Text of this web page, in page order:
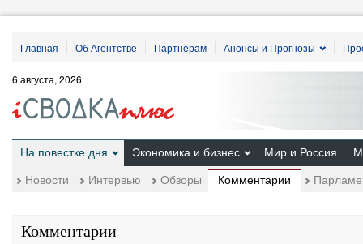
Главная Об Агентстве Партнерам Анонсы и Прогнозы
6 августа, 2026
На повестке дня
Новости Интервью Обзоры Комментарии
Экономика и бизнес Мир и Россия
Комментарии